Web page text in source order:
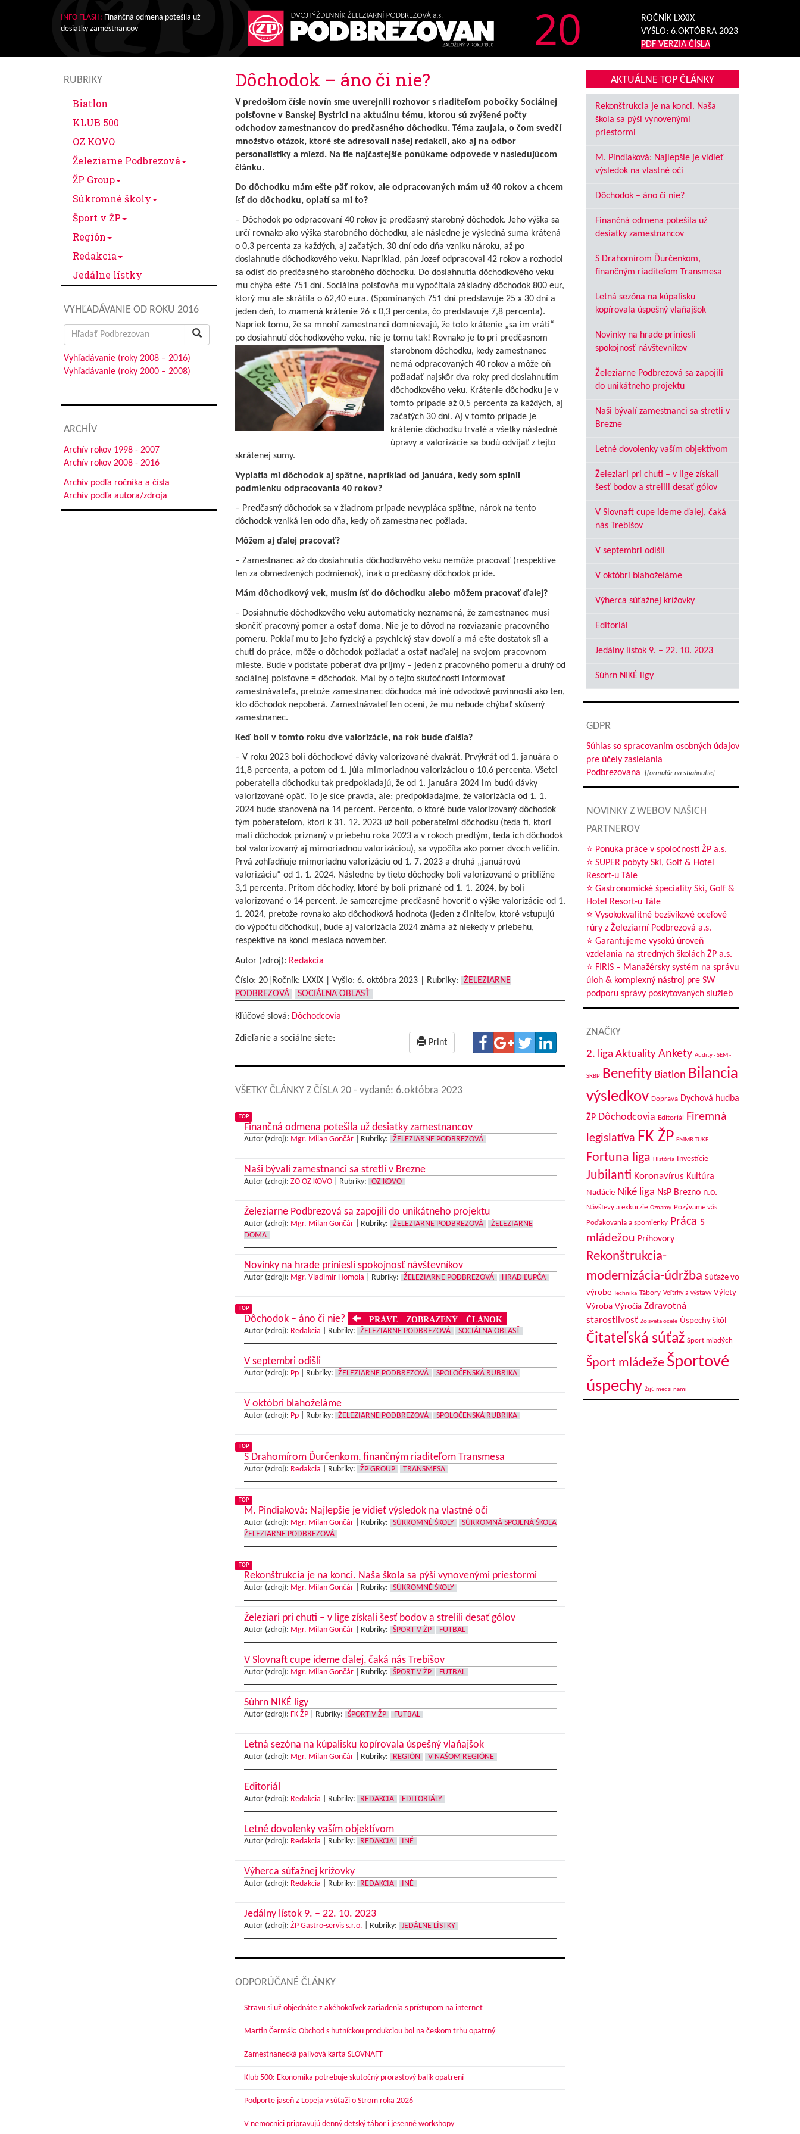
INFO FLASH: Finančná odmena potešila už
desiatky zamestnancov
20
ROČNÍK LXXIX
VYŠLO: 6.OKTÓBRA 2023
PDF VERZIA ČÍSLA
RUBRIKY
Biatlon
KLUB 500
OZ KOVO
Železiarne Podbrezová
ŽP Group
Súkromné školy
Šport v ŽP
Región
Redakcia
Jedálne lístky
VYHĽADÁVANIE OD ROKU 2016
Search
for:
Vyhľadávanie (roky 2008 – 2016)
Vyhľadávanie (roky 2000 – 2008)
ARCHÍV
Archív rokov 1998 - 2007
Archív rokov 2008 - 2016
Archív podľa ročníka a čísla
Archív podľa autora/zdroja
Dôchodok – áno či nie?
V predošlom čísle novín sme uverejnili rozhovor s riaditeľom pobočky Sociálnej
poisťovne v Banskej Bystrici na aktuálnu tému, ktorou sú zvýšené počty
odchodov zamestnancov do predčasného dôchodku. Téma zaujala, o čom svedčí
množstvo otázok, ktoré ste adresovali našej redakcii, ako aj na odbor
personalistiky a miezd. Na tie najčastejšie ponúkame odpovede v nasledujúcom
článku.
Do dôchodku mám ešte päť rokov, ale odpracovaných mám už 40 rokov a chcem
ísť do dôchodku, oplatí sa mi to?
– Dôchodok po odpracovaní 40 rokov je predčasný starobný dôchodok. Jeho výška sa
určí rovnako ako výška starobného dôchodku, ale následne je výsledná suma krátená
o 0,3 percenta za každých, aj začatých, 30 dní odo dňa vzniku nároku, až po
dosiahnutie dôchodkového veku. Napríklad, pán Jozef odpracoval 42 rokov a rozhodol
sa odísť do predčasného starobného dôchodku. Do dosiahnutia dôchodkového veku
mu chýba ešte 751 dní. Sociálna poisťovňa mu vypočítala základný dôchodok 800 eur,
ktorý mu ale skrátila o 62,40 eura. (Spomínaných 751 dní predstavuje 25 x 30 dní a
jeden deň, to znamená krátenie 26 x 0,3 percenta, čo predstavuje 7,8 percenta).
Napriek tomu, že sa mnohí zamestnanci domnievajú, že toto krátenie „sa im vráti“
po dosiahnutí dôchodkového veku, nie je tomu tak! Rovnakoje to pri predčasnom
starobnom dôchodku, kedy zamestnanec
nemá odpracovaných 40 rokov a môže oň
požiadať najskôr dva roky pred dosiahnutím
dôchodkového veku. Krátenie dôchodku je v
tomto prípade až 0,5 percenta za každých, aj
začatých 30 dní. Aj v tomto prípade je
krátenie dôchodku trvalé a všetky následné
úpravy a valorizácie sa budú odvíjať z tejto
skrátenej sumy.
Vyplatia mi dôchodok aj spätne, napríklad od januára, kedy som splnil
podmienku odpracovania 40 rokov?
– Predčasný dôchodok sa v žiadnom prípade nevypláca spätne, nárok na tento
dôchodok vzniká len odo dňa, kedy oň zamestnanec požiada.
Môžem aj ďalej pracovať?
– Zamestnanec až do dosiahnutia dôchodkového veku nemôže pracovať (respektíve
len za obmedzených podmienok), inak o predčasný dôchodok príde.
Mám dôchodkový vek, musím ísť do dôchodku alebo môžem pracovať ďalej?
– Dosiahnutie dôchodkového veku automaticky neznamená, že zamestnanec musí
skončiť pracovný pomer a ostať doma. Nie je to dôvod na rozviazanie pracovného
pomeru. Pokiaľ mu to jeho fyzický a psychický stav dovolí a má ešte dostatok síl a
chuti do práce, môže o dôchodok požiadať a ostať naďalej na svojom pracovnom
mieste. Bude v podstate poberať dva príjmy – jeden z pracovného pomeru a druhý od
sociálnej poisťovne = dôchodok. Mal by o tejto skutočnosti informovať
zamestnávateľa, pretože zamestnanec dôchodca má iné odvodové povinnosti ako ten,
kto dôchodok nepoberá. Zamestnávateľ len ocení, že mu nebude chýbať skúsený
zamestnanec.
Keď boli v tomto roku dve valorizácie, na rok bude ďalšia?
– V roku 2023 boli dôchodkové dávky valorizované dvakrát. Prvýkrát od 1. januára o
11,8 percenta, a potom od 1. júla mimoriadnou valorizáciou o 10,6 percenta. Všetci
poberatelia dôchodku tak predpokladajú, že od 1. januára 2024 im budú dávky
valorizované opäť. To je síce pravda, ale: predpokladajme, že valorizácia od 1. 1.
2024 bude stanovená na 14 percent. Percento, o ktoré bude valorizovaný dôchodok
tým poberateľom, ktorí k 31. 12. 2023 už boli poberateľmi dôchodku (teda tí, ktorí
mali dôchodok priznaný v priebehu roka 2023 a v rokoch predtým, teda ich dôchodok
bol valorizovaný aj mimoriadnou valorizáciou), sa vypočíta ako pomer dvoch veličín.
Prvá zohľadňuje mimoriadnu valorizáciu od 1. 7. 2023 a druhá „januárovú
valorizáciu“ od 1. 1. 2024. Následne by tieto dôchodky boli valorizované o približne
3,1 percenta. Pritom dôchodky, ktoré by boli priznané od 1. 1. 2024, by boli
valorizované o 14 percent. Je samozrejme predčasné hovoriť o výške valorizácie od 1.
1. 2024, pretože rovnako ako dôchodková hodnota (jeden z činiteľov, ktoré vstupujú
do výpočtu dôchodku), bude aj valorizácia 2024 známa až niekedy v priebehu,
respektíve na konci mesiaca november.
Autor (zdroj): Redakcia
Číslo: 20|Ročník: LXXIX | Vyšlo: 6. októbra 2023| Rubriky:
ŽELEZIARNE
PODBREZOVÁ
SOCIÁLNA OBLASŤ
Kľúčové slová: Dôchodcovia
Zdieľanie a sociálne siete: Print
VŠETKY ČLÁNKY Z ČÍSLA 20 - vydané: 6.októbra 2023
TOP
Finančná odmena potešila už desiatky zamestnancov
Autor (zdroj): Mgr. Milan Gončár| Rubriky: ŽELEZIARNE PODBREZOVÁ
Naši bývalí zamestnanci sa stretli v Brezne
Autor (zdroj): ZO OZ KOVO| Rubriky: OZ KOVO
Železiarne Podbrezová sa zapojili do unikátneho projektu
Autor (zdroj): Mgr. Milan Gončár| Rubriky: ŽELEZIARNE PODBREZOVÁ
ŽELEZIARNE
DOMA
Novinky na hrade priniesli spokojnosť návštevníkov
Autor (zdroj): Mgr. Vladimír Homola Rubriky: ŽELEZIARNE PODBREZOVÁ HRAD ĽUPČA
TOP
Dôchodok – áno či nie? PRÁVE ZOBRAZENÝ ČLÁNOK
Autor (zdroj): Redakcia Rubriky: ŽELEZIARNE PODBREZOVÁ SOCIÁLNA OBLASŤ
V septembri odišli
Autor (zdroj): Pp| Rubriky: ŽELEZIARNE PODBREZOVÁ SPOLOČENSKÁ RUBRIKA
V októbri blahoželáme
Autor (zdroj): Pp| Rubriky: ŽELEZIARNE PODBREZOVÁ SPOLOČENSKÁ RUBRIKA
TOP
S Drahomírom Ďurčenkom, finančným riaditeľom Transmesa
Autor (zdroj): Redakcia Rubriky: ŽP GROUP TRANSMESA
TOP
M. Pindiaková: Najlepšie je vidieť výsledok na vlastné oči
Autor (zdroj): Mgr. Milan Gončár| Rubriky: SÚKROMNÉ ŠKOLY
SÚKROMNÁ SPOJENÁ ŠKOLA
ŽELEZIARNE PODBREZOVÁ
TOP
Rekonštrukcia je na konci. Naša škola sa pýši vynovenými priestormi
Autor (zdroj): Mgr. Milan Gončár| Rubriky: SÚKROMNÉ ŠKOLY
Železiari pri chuti – v lige získali šesť bodov a strelili desať gólov
Autor (zdroj): Mgr. Milan Gončár| Rubriky: ŠPORT V ŽP FUTBAL
V Slovnaft cupe ideme ďalej, čaká nás Trebišov
Autor (zdroj): Mgr. Milan Gončár| Rubriky: ŠPORT V ŽP FUTBAL
Súhrn NIKÉ ligy
Autor (zdroj): FK ŽP| Rubriky: ŠPORT V ŽP FUTBAL
Letná sezóna na kúpalisku kopírovala úspešný vlaňajšok
Autor (zdroj): Mgr. Milan Gončár| Rubriky: REGIÓN V NAŠOM REGIÓNE
Editoriál
Autor (zdroj): Redakcia Rubriky: REDAKCIA EDITORIÁLY
Letné dovolenky vaším objektívom
Autor (zdroj): Redakcia Rubriky: REDAKCIA INÉ
Výherca súťažnej krížovky
Autor (zdroj): Redakcia Rubriky: REDAKCIA INÉ
Jedálny lístok 9. – 22. 10. 2023
Autor (zdroj): ŽP Gastro-servis s.r.o. Rubriky: JEDÁLNE LÍSTKY
ODPORÚČANÉ ČLÁNKY
Stravu si už objednáte z akéhokoľvek zariadenia s prístupom na internet
Martin Čermák: Obchod s hutníckou produkciou bol na českom trhu opatrný
Zamestnanecká palivová karta SLOVNAFT
Klub 500: Ekonomika potrebuje skutočný prorastový balík opatrení
Podporte jaseň z Lopeja v súťaži o Strom roka 2026
V nemocnici pripravujú denný detský tábor i jesenné workshopy
AKTUÁLNE TOP ČLÁNKY
Rekonštrukcia je na konci. Naša
škola sa pýši vynovenými
priestormi
M. Pindiaková: Najlepšie je vidieť
výsledok na vlastné oči
Dôchodok – áno či nie?
Finančná odmena potešila už
desiatky zamestnancov
S Drahomírom Ďurčenkom,
finančným riaditeľom Transmesa
Letná sezóna na kúpalisku
kopírovala úspešný vlaňajšok
Novinky na hrade priniesli
spokojnosť návštevníkov
Železiarne Podbrezová sa zapojili
do unikátneho projektu
Naši bývalí zamestnanci sa stretli v
Brezne
Letné dovolenky vaším objektívom
Železiari pri chuti – v lige získali
šesť bodov a strelili desať gólov
V Slovnaft cupe ideme ďalej, čaká
nás Trebišov
V septembri odišli
V októbri blahoželáme
Výherca súťažnej krížovky
Editoriál
Jedálny lístok 9. – 22. 10. 2023
Súhrn NIKÉ ligy
GDPR
Súhlas so spracovaním osobných údajov
pre účely zasielania
Podbrezovana
[formulár na stiahnutie]
NOVINKY Z WEBOV NAŠICH
PARTNEROV
⭐ Ponuka práce v spoločnosti ŽP a.s.
⭐ SUPER pobyty Ski, Golf & Hotel
Resort-u Tále
⭐ Gastronomické špeciality Ski, Golf &
Hotel Resort-u Tále
⭐ Vysokokvalitné bezšvíkové oceľové
rúry z Železiarní Podbrezová a.s.
⭐ Garantujeme vysokú úroveň
vzdelania na stredných školách ŽP a.s.
⭐ FIRIS – Manažérsky systém na správu
úloh & komplexný nástroj pre SW
podporu správy poskytovaných služieb
ZNAČKY
2. liga Aktuality Ankety Audity - SEM -
SRBP Benefity Biatlon Bilancia
výsledkov Doprava Dychová hudba
ŽP Dôchodcovia Editoriál
Firemná
legislatíva FK ŽP FMMR TUKE
Fortuna liga História Investície
Jubilanti Koronavírus Kultúra
Nadácie Niké liga NsP Brezno n.o.
Návštevy a exkurzie Oznamy Pozývame vás
Poďakovania a spomienky Práca s
mládežou Príhovory
Rekonštrukcia-
modernizácia-údržba Súťaže vo
výrobe Technika Tábory Veľtrhy a výstavy Výlety
Výroba Výročia Zdravotná
starostlivosť Zo sveta ocele Úspechy škôl
Čitateľská súťaž Šport mladých
Šport mládeže Športové
úspechy Žijú medzi nami